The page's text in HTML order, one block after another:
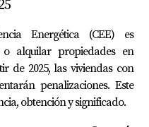
enfoque busca eliminar
aquellos que buscan
vivienda donde se optó
atrajo a compradores
Energética (CEE) es
alquilar propiedades en
de 2025, las viviendas con
penalizaciones. Este
obtención y significado.